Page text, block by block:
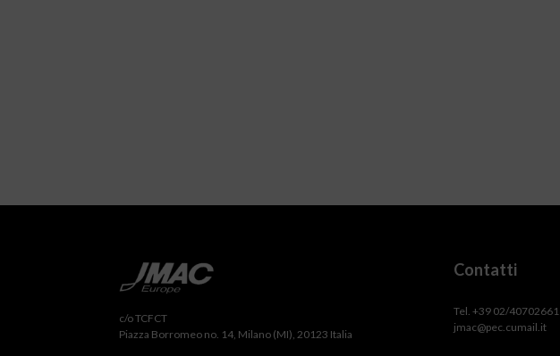
c/o TCFCT
Piazza Borromeo no. 14, Milano (MI), 20123 Italia
Contatti
Tel. +39 02/40702661
jmac@pec.cumail.it